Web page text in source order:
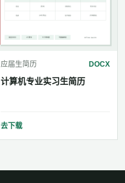
应届生简历 DOCX
计算机专业实习生简历
去下载